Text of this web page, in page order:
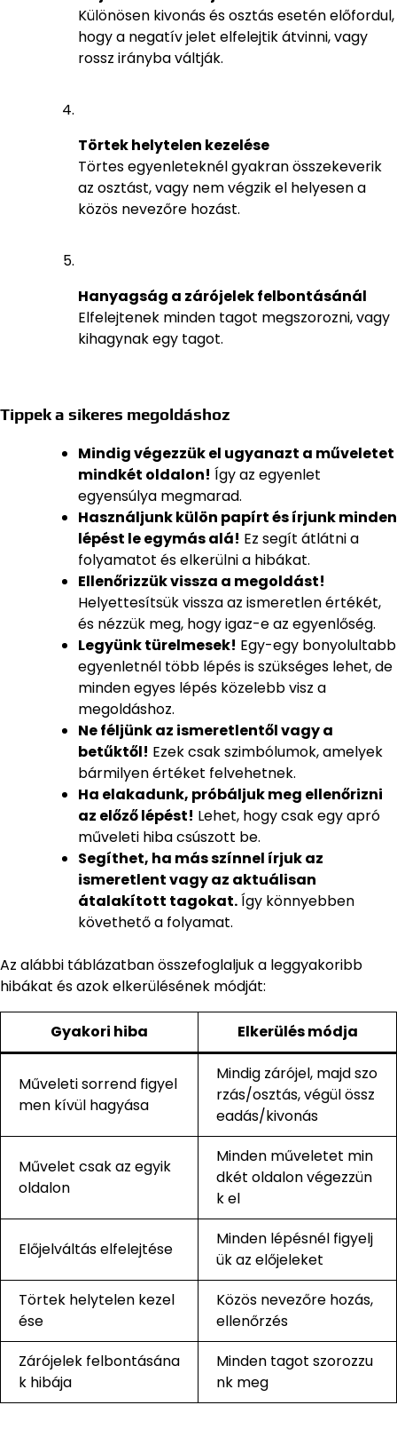
Különösen kivonás és osztás esetén előfordul,
hogy a negatív jelet elfelejtik átvinni, vagy
rossz irányba váltják.
Törtek helytelen kezelése
Törtes egyenleteknél gyakran összekeverik
az osztást, vagy nem végzik el helyesen a
közös nevezőre hozást.
Hanyagság a zárójelek felbontásánál
Elfelejtenek minden tagot megszorozni, vagy
kihagynak egy tagot.
Tippek a sikeres megoldáshoz
Mindig végezzük el ugyanazt a műveletet
mindkét oldalon! Így az egyenlet
egyensúlya megmarad.
Használjunk külön papírt és írjunk minden
lépést le egymás alá! Ez segít átlátni a
folyamatot és elkerülni a hibákat.
Ellenőrizzük vissza a megoldást!
Helyettesítsük vissza az ismeretlen értékét,
és nézzük meg, hogy igaz-e az egyenlőség.
Legyünk türelmesek! Egy-egy bonyolultabb
egyenletnél több lépés is szükséges lehet, de
minden egyes lépés közelebb visz a
megoldáshoz.
Ne féljünk az ismeretlentől vagy a
betűktől! Ezek csak szimbólumok, amelyek
bármilyen értéket felvehetnek.
Ha elakadunk, próbáljuk meg ellenőrizni
az előző lépést! Lehet, hogy csak egy apró
műveleti hiba csúszott be.
Segíthet, ha más színnel írjuk az
ismeretlent vagy az aktuálisan
átalakított tagokat.Így könnyebben
követhető a folyamat.
Az alábbi táblázatban összefoglaljuk a leggyakoribb
hibákat és azok elkerülésének módját:
Gyakori hiba Elkerülés módja
Műveleti sorrend figyel
men kívül hagyása
Mindig zárójel, majd szo
rzás/osztás, végül össz
eadás/kivonás
Művelet csak az egyik
oldalon
Minden műveletet min
dkét oldalon végezzün
k el
Előjelváltás elfelejtése
Minden lépésnél figyelj
ük az előjeleket
Törtek helytelen kezel
ése
Közös nevezőre hozás,
ellenőrzés
Zárójelek felbontásána
k hibája
Minden tagot szorozzu
nk meg